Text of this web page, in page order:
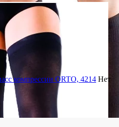
компрессии ORTO, 4214 Нет